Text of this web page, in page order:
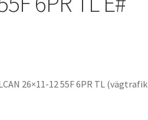
26×11-12 55F 6PR TL (vägtrafik